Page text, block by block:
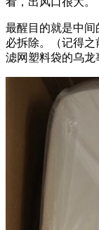
最醒目的就是中
必拆除。（记得
滤网塑料袋的乌龙